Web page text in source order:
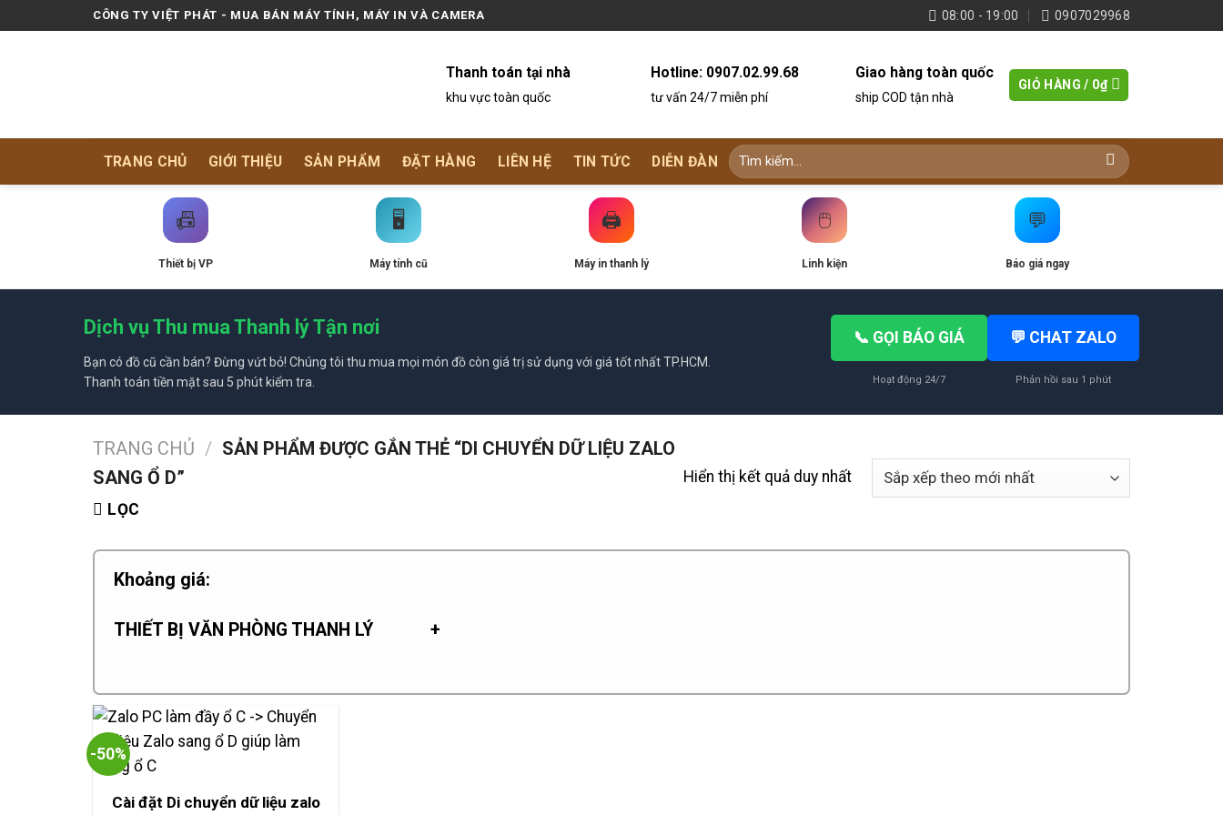
to
CÔNG TY VIỆT PHÁT - MUA BÁN MÁY TÍNH, MÁY IN VÀ CAMERA 08:00 - 19:00 0907029968
Thanh toán tại nhà
khu vực toàn quốc
Hotline: 0907.02.99.68
tư vấn 24/7 miễn phí
Giao hàng toàn quốc
ship COD tận nhà
GIỎ HÀNG / 0₫
TRANG CHỦ GIỚI THIỆU SẢN PHẨM ĐẶT HÀNG LIÊN HỆ TIN TỨC DIỄN ĐÀN
📠
Thiết bị VP
🖥️
Máy tính cũ
🖨️
Máy in thanh lý
🖱️
Linh kiện
💬
Báo giá ngay
Dịch vụ Thu mua Thanh lý Tận nơi
Bạn có đồ cũ cần bán? Đừng vứt bỏ! Chúng tôi thu mua mọi món đồ còn giá trị sử dụng với giá tốt nhất TP.HCM.
Thanh toán tiền mặt sau 5 phút kiểm tra.
📞 GỌI BÁO GIÁ
Hoạt động 24/7
💬 CHAT ZALO
Phản hồi sau 1 phút
TRANG CHỦ / SẢN PHẨM ĐƯỢC GẮN THẺ “DI CHUYỂN DỮ LIỆU ZALO
SANG Ổ D”
LỌC
Hiển thị kết quả duy nhất
Khoảng giá:
THIẾT BỊ VĂN PHÒNG THANH LÝ +
-50%
Cài đặt Di chuyển dữ liệu zalo